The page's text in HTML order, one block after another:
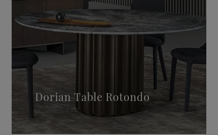
Dorian Table Rotondo